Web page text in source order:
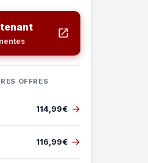
OFFRES
114,99€ →
116,99€ →